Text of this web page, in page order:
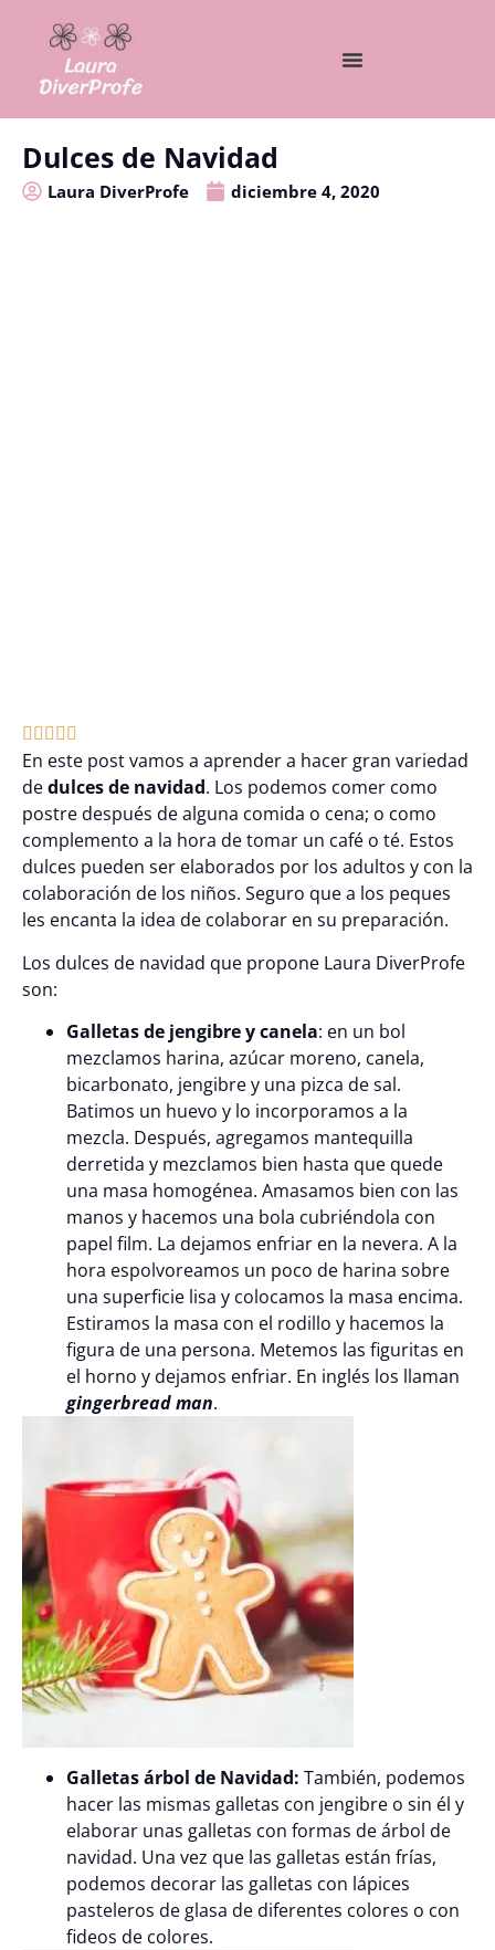
Dulces de Navidad
Laura DiverProfe diciembre 4, 2020
    
En este post vamos a aprender a hacer gran variedad
dedulces de navidad. Los podemos comer como
postre después de alguna comida o cena; o como
complemento a la hora de tomar un café o té. Estos
dulces pueden ser elaborados por los adultos y con la
colaboración de los niños. Seguro que a los peques
les encanta la idea de colaborar en su preparación.
Los dulces de navidad que propone Laura DiverProfe
son:
Galletas de jengibre y canela: en un bol
mezclamos harina, azúcar moreno, canela,
bicarbonato, jengibre y una pizca de sal.
Batimos un huevo y lo incorporamos a la
mezcla. Después, agregamos mantequilla
derretida y mezclamos bien hasta que quede
una masa homogénea. Amasamos bien con las
manos y hacemos una bola cubriéndola con
papel film. La dejamos enfriar en la nevera. A la
hora espolvoreamos un poco de harina sobre
una superficie lisa y colocamos la masa encima.
Estiramos la masa con el rodillo y hacemos la
figura de una persona. Metemos las figuritas en
el horno y dejamos enfriar. En inglés los llaman
gingerbread man.
Galletas árbol de Navidad: También, podemos
hacer las mismas galletas con jengibre o sin él y
elaborar unas galletas con formas de árbol de
navidad. Una vez que las galletas están frías,
podemos decorar las galletas con lápices
pasteleros de glasa de diferentes colores o con
fideos de colores.